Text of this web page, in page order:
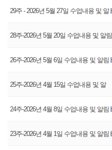
29주 - 2026년 5월 27일 수업내용 및 알
28주-2026년 5월 20일 수업내용 및 알림
26주-2026년 5월 6일 수업내용 및 알림
25주-2026년 4월 15일 수업내용 및 알
24주-2026년 4월 8일 수업내용 및 알림
23주-2026년 4월 1일 수업내용 및 알림